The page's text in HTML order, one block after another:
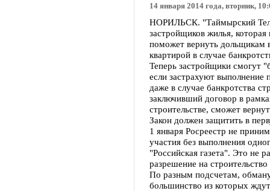
14 января 2014 года, вторник,
НОРИЛЬСК. "Таймырский
застройщиков жилья,
поможет вернуть дольщикам
квартирой в случае
Теперь застройщики смогут
если застрахуют выполнение
даже в случае банкротства
заключивший договор в
строительстве, сможет
Закон должен защитить в
1 января Росреестр не
участия без выполнения
"Российская газета". Это не
разрешение на
По разным подсчетам,
большинство из которых